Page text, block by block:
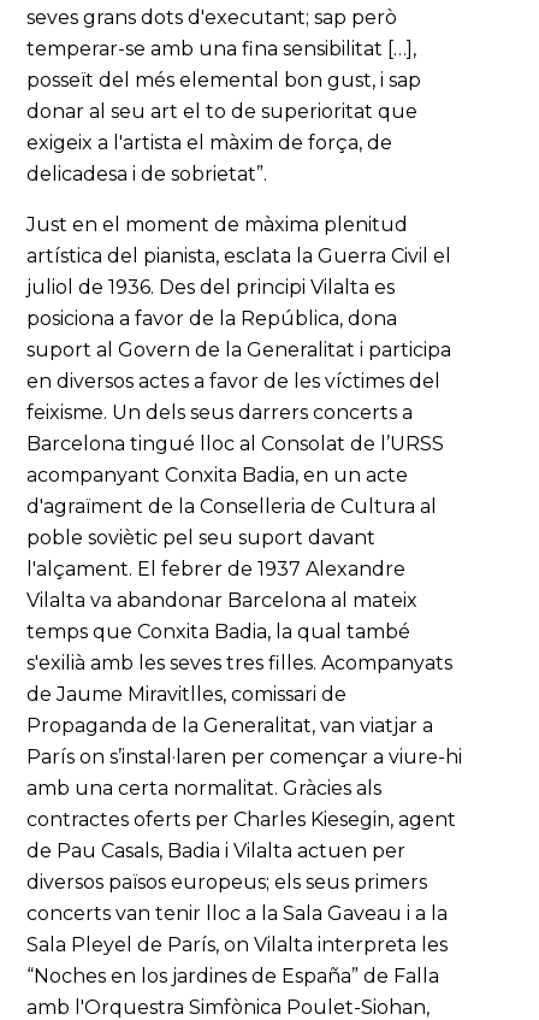
seves grans dots d'executant; sap però
temperar-se amb una fina sensibilitat […],
posseït del més elemental bon gust, i sap
donar al seu art el to de superioritat que
exigeix a l'artista el màxim de força, de
delicadesa i de sobrietat”.
Just en el moment de màxima plenitud
artística del pianista, esclata la Guerra Civil el
juliol de 1936. Des del principi Vilalta es
posiciona a favor de la República, dona
suport al Govern de la Generalitat i participa
en diversos actes a favor de les víctimes del
feixisme. Un dels seus darrers concerts a
Barcelona tingué lloc al Consolat de l’URSS
acompanyant Conxita Badia, en un acte
d'agraïment de la Conselleria de Cultura al
poble soviètic pel seu suport davant
l'alçament. El febrer de 1937 Alexandre
Vilalta va abandonar Barcelona al mateix
temps que Conxita Badia, la qual també
s'exilià amb les seves tres filles. Acompanyats
de Jaume Miravitlles, comissari de
Propaganda de la Generalitat, van viatjar a
París on s’instal·laren per començar a viure-hi
amb una certa normalitat. Gràcies als
contractes oferts per Charles Kiesegin, agent
de Pau Casals, Badia i Vilalta actuen per
diversos països europeus; els seus primers
concerts van tenir lloc a la Sala Gaveau i a la
Sala Pleyel de París, on Vilalta interpreta les
“Noches en los jardines de España” de Falla
amb l'Orquestra Simfònica Poulet-Siohan,